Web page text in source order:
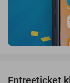
Entreeticket